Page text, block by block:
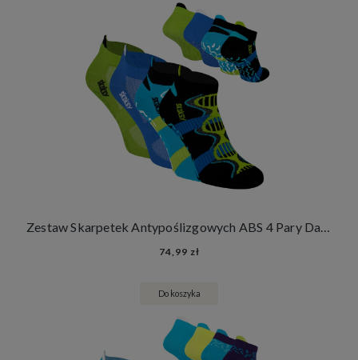
Zestaw Skarpetek Antypoślizgowych ABS 4 Pary Damskie Męskie Skarpety Stopki Joga Fitness
74,99 zł
Do koszyka